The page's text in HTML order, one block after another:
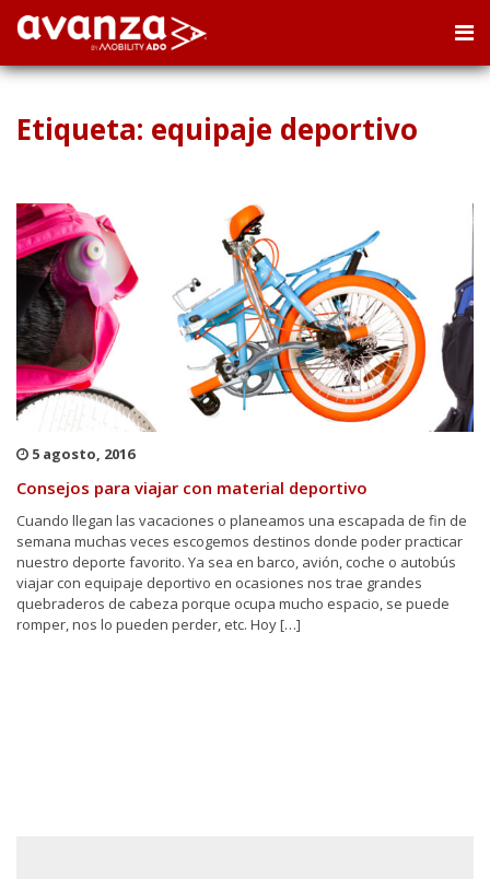
Etiqueta: equipaje deportivo
5 agosto, 2016
Consejos para viajar con material deportivo
Cuando llegan las vacaciones o planeamos una escapada de fin de
semana muchas veces escogemos destinos donde poder practicar
nuestro deporte favorito. Ya sea en barco, avión, coche o autobús
viajar con equipaje deportivo en ocasiones nos trae grandes
quebraderos de cabeza porque ocupa mucho espacio, se puede
romper, nos lo pueden perder, etc. Hoy […]